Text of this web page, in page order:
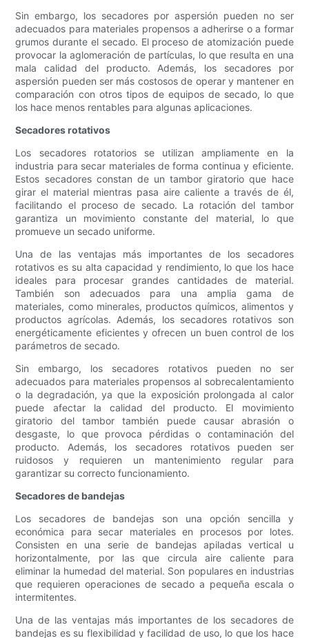
Sin embargo, los secadores por aspersión pueden no ser
adecuados para materiales propensos a adherirse o a formar
grumos durante el secado. El proceso de atomización puede
provocar la aglomeración de partículas, lo que resulta en una
mala calidad del producto. Además, los secadores por
aspersión pueden ser más costosos de operar y mantener en
comparación con otros tipos de equipos de secado, lo que
los hace menos rentables para algunas aplicaciones.
Secadores rotativos
Los secadores rotatorios se utilizan ampliamente en la
industria para secar materiales de forma continua y eficiente.
Estos secadores constan de un tambor giratorio que hace
girar el material mientras pasa aire caliente a través de él,
facilitando el proceso de secado. La rotación del tambor
garantiza un movimiento constante del material, lo que
promueve un secado uniforme.
Una de las ventajas más importantes de los secadores
rotativos es su alta capacidad y rendimiento, lo que los hace
ideales para procesar grandes cantidades de material.
También son adecuados para una amplia gama de
materiales, como minerales, productos químicos, alimentos y
productos agrícolas. Además, los secadores rotativos son
energéticamente eficientes y ofrecen un buen control de los
parámetros de secado.
Sin embargo, los secadores rotativos pueden no ser
adecuados para materiales propensos al sobrecalentamiento
o la degradación, ya que la exposición prolongada al calor
puede afectar la calidad del producto. El movimiento
giratorio del tambor también puede causar abrasión o
desgaste, lo que provoca pérdidas o contaminación del
producto. Además, los secadores rotativos pueden ser
ruidosos y requieren un mantenimiento regular para
garantizar su correcto funcionamiento.
Secadores de bandejas
Los secadores de bandejas son una opción sencilla y
económica para secar materiales en procesos por lotes.
Consisten en una serie de bandejas apiladas vertical u
horizontalmente, por las que circula aire caliente para
eliminar la humedad del material. Son populares en industrias
que requieren operaciones de secado a pequeña escala o
intermitentes.
Una de las ventajas más importantes de los secadores de
bandejas es su flexibilidad y facilidad de uso, lo que los hace